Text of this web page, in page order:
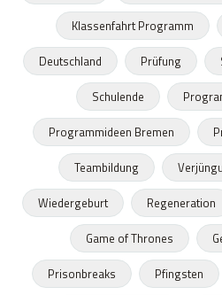
Klassenfahrt Programm
Deutschland
Prüfung
Schulende
Programmideen Bremen
Teambildung
Wiedergeburt
Regeneration
Game of Thrones
Prisonbreaks
Pfingsten